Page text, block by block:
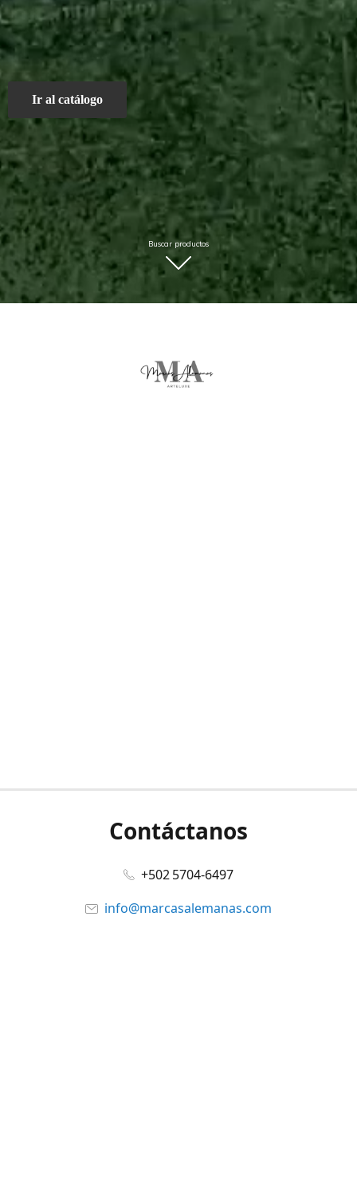
Ir al catálogo
Buscar productos
Contáctanos
+502 5704-6497
info@marcasalemanas.com